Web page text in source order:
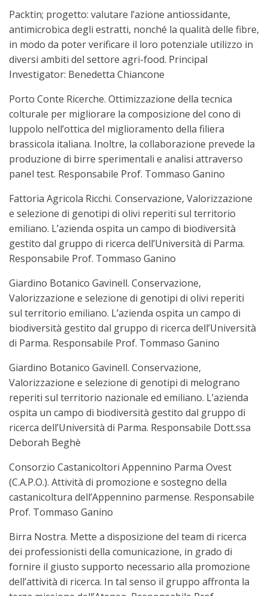
Packtin; progetto: valutare l’azione antiossidante,
antimicrobica degli estratti, nonché la qualità delle fibre,
in modo da poter verificare il loro potenziale utilizzo in
diversi ambiti del settore agri-food. Principal
Investigator: Benedetta Chiancone
Porto Conte Ricerche. Ottimizzazione della tecnica
colturale per migliorare la composizione del cono di
luppolo nell’ottica del miglioramento della filiera
brassicola italiana. Inoltre, la collaborazione prevede la
produzione di birre sperimentali e analisi attraverso
panel test. Responsabile Prof. Tommaso Ganino
Fattoria Agricola Ricchi. Conservazione, Valorizzazione
e selezione di genotipi di olivi reperiti sul territorio
emiliano. L’azienda ospita un campo di biodiversità
gestito dal gruppo di ricerca dell’Università di Parma.
Responsabile Prof. Tommaso Ganino
Giardino Botanico Gavinell. Conservazione,
Valorizzazione e selezione di genotipi di olivi reperiti
sul territorio emiliano. L’azienda ospita un campo di
biodiversità gestito dal gruppo di ricerca dell’Università
di Parma. Responsabile Prof. Tommaso Ganino
Giardino Botanico Gavinell. Conservazione,
Valorizzazione e selezione di genotipi di melograno
reperiti sul territorio nazionale ed emiliano. L’azienda
ospita un campo di biodiversità gestito dal gruppo di
ricerca dell’Università di Parma. Responsabile Dott.ssa
Deborah Beghè
Consorzio Castanicoltori Appennino Parma Ovest
(C.A.P.O.). Attività di promozione e sostegno della
castanicoltura dell’Appennino parmense. Responsabile
Prof. Tommaso Ganino
Birra Nostra. Mette a disposizione del team di ricerca
dei professionisti della comunicazione, in grado di
fornire il giusto supporto necessario alla promozione
dell’attività di ricerca. In tal senso il gruppo affronta la